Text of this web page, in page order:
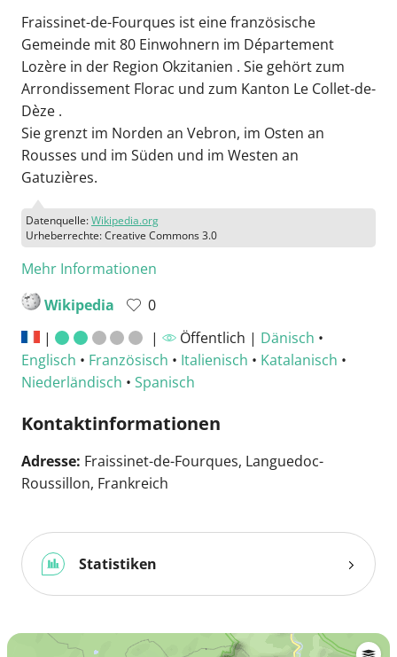
Fraissinet-de-Fourques ist eine französische
Gemeinde mit 80 Einwohnern im Département
Lozère in der Region Okzitanien . Sie gehört zum
Arrondissement Florac und zum Kanton Le Collet-de-
Dèze .
Sie grenzt im Norden an Vebron, im Osten an
Rousses und im Süden und im Westen an
Gatuzières.
Datenquelle:Wikipedia.org
Urheberrechte: Creative Commons 3.0
Mehr Informationen
Wikipedia
0
|
| Öffentlich | Dänisch •
Englisch • Französisch • Italienisch • Katalanisch •
Niederländisch • Spanisch
Kontaktinformationen
Adresse: Fraissinet-de-Fourques, Languedoc-
Roussillon, Frankreich
Statistiken